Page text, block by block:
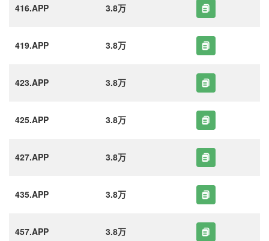
416.APP 3.8万
419.APP 3.8万
423.APP 3.8万
425.APP 3.8万
427.APP 3.8万
435.APP 3.8万
457.APP 3.8万